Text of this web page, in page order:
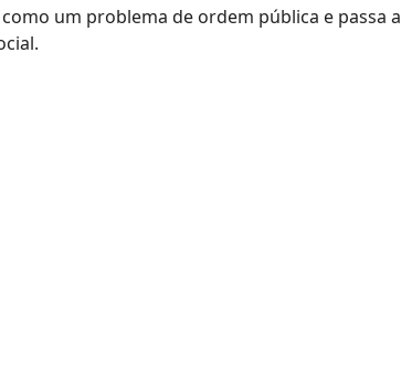
um problema de ordem pública e passa a